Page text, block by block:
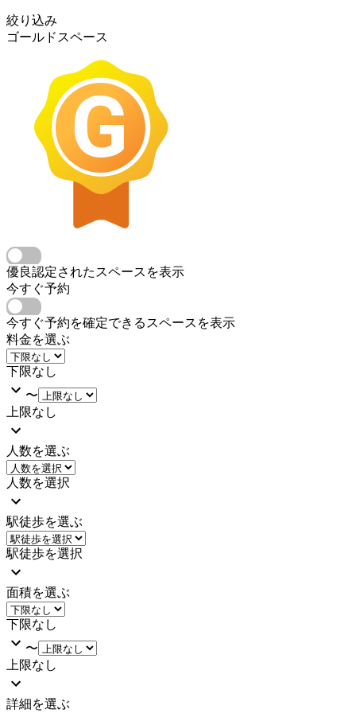
絞り込み
ゴールドスペース
優良認定されたスペースを表示
今すぐ予約
今すぐ予約を確定できるスペースを表示
料金を選ぶ
下限なし
〜
上限なし
人数を選ぶ
人数を選択
駅徒歩を選ぶ
駅徒歩を選択
面積を選ぶ
下限なし
〜
上限なし
詳細を選ぶ